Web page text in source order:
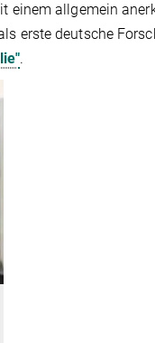
allgemein
erste deutsche
.